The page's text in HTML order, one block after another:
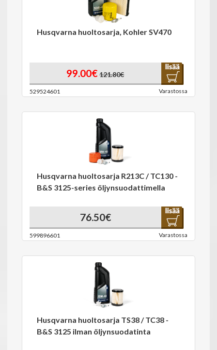
Husqvarna huoltosarja, Kohler SV470
99.00€ 121.80€
529524601 Varastossa
Husqvarna huoltosarja R213C / TC130 -
B&S 3125-series öljynsuodattimella
76.50€
599896601 Varastossa
Husqvarna huoltosarja TS38 / TC38 -
B&S 3125 ilman öljynsuodatinta